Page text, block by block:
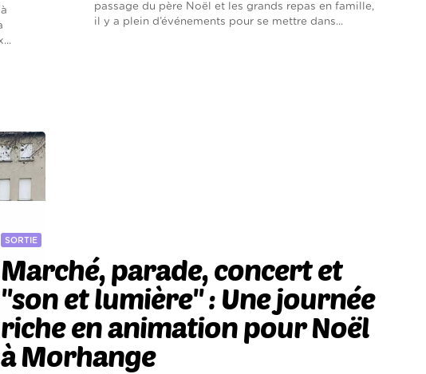
passage du père Noël et les grands repas en famille,
il y a plein d’événements pour se mettre dans...
SORTIE
Marché, parade, concert et
"son et lumière" : Une journée
riche en animation pour Noël
à Morhange